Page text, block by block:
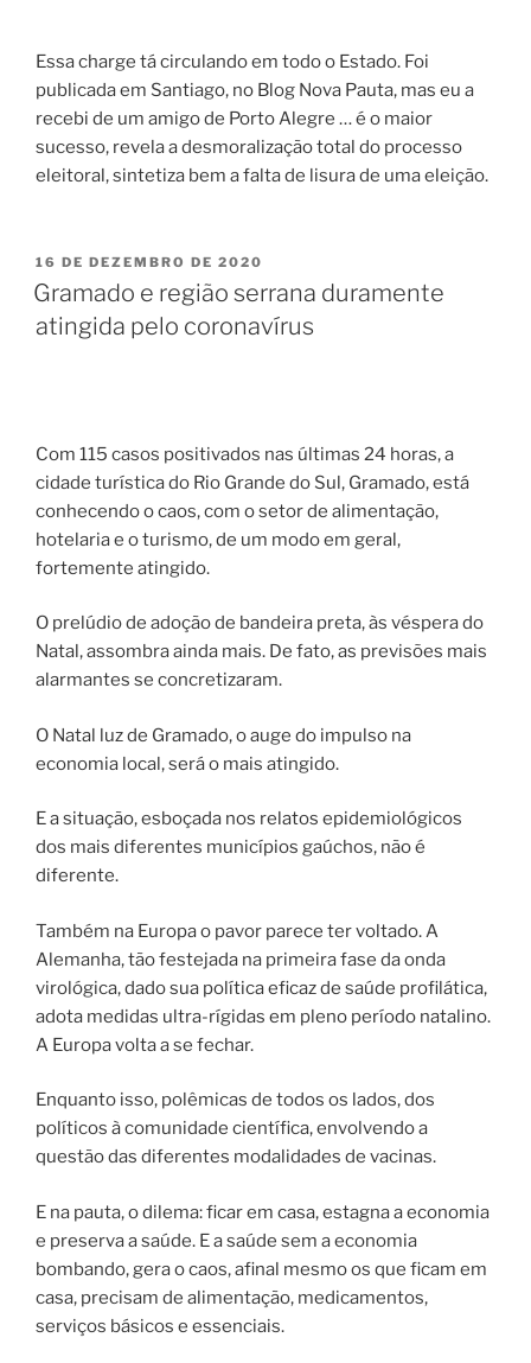
Essa charge tá circulando em todo o Estado. Foi
publicada em Santiago, no Blog Nova Pauta, mas eu a
recebi de um amigo de Porto Alegre … é o maior
sucesso, revela a desmoralização total do processo
eleitoral, sintetiza bem a falta de lisura de uma eleição.
PUBLICADO
EM
16 DE DEZEMBRO DE 2020
Gramado e região serrana duramente
atingida pelo coronavírus
Com 115 casos positivados nas últimas 24 horas, a
cidade turística do Rio Grande do Sul, Gramado, está
conhecendo o caos, com o setor de alimentação,
hotelaria e o turismo, de um modo em geral,
fortemente atingido.
O prelúdio de adoção de bandeira preta, às véspera do
Natal, assombra ainda mais. De fato, as previsões mais
alarmantes se concretizaram.
O Natal luz de Gramado, o auge do impulso na
economia local, será o mais atingido.
E a situação, esboçada nos relatos epidemiológicos
dos mais diferentes municípios gaúchos, não é
diferente.
Também na Europa o pavor parece ter voltado. A
Alemanha, tão festejada na primeira fase da onda
virológica, dado sua política eficaz de saúde profilática,
adota medidas ultra-rígidas em pleno período natalino.
A Europa volta a se fechar.
Enquanto isso, polêmicas de todos os lados, dos
políticos à comunidade científica, envolvendo a
questão das diferentes modalidades de vacinas.
E na pauta, o dilema: ficar em casa, estagna a economia
e preserva a saúde. E a saúde sem a economia
bombando, gera o caos, afinal mesmo os que ficam em
casa, precisam de alimentação, medicamentos,
serviços básicos e essenciais.